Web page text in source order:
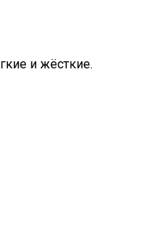
и жёсткие.